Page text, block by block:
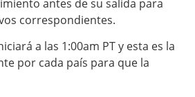
antes de su salida para
correspondientes.
a las 1:00am PT y esta es la
por cada país para que la